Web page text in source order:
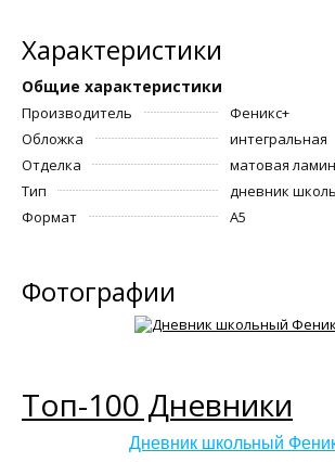
Характеристики
Общие характеристики
Производитель
Феникс+
Обложка
интегральная
Отделка
матовая
Тип
дневник
Формат
A5
Фотографии
Топ-100 Дневники
Дневник школьный